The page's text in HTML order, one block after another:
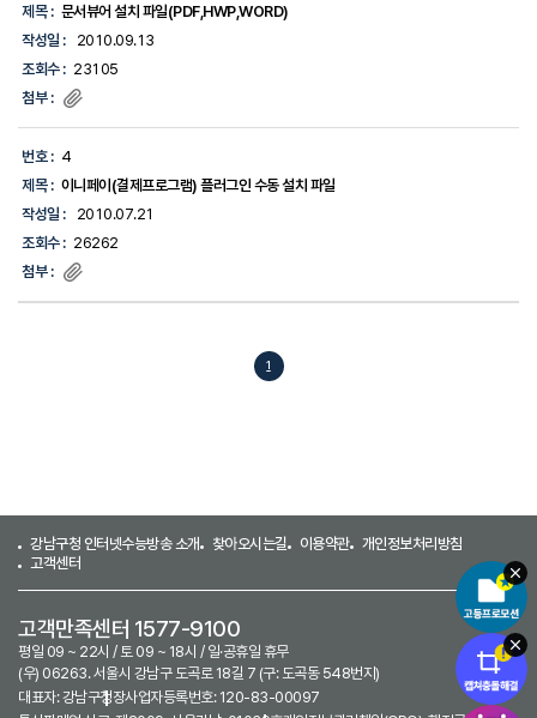
한
정
를
제
합
니
제목 : 문서뷰어 설치 파일(PDF,HWP,WORD)
작성일 :
2010.09.13
조회수 : 23105
첨부 :
번호 : 4
제목 : 이니페이(결제프로그램) 플러그인 수동 설치 파일
작성일 :
2010.07.21
조회수 : 26262
첨부 :
1
강남구청 인터넷수능방송 소개 찾아오시는길 이용약관
개인정보처리방침
고객센터
(우) 06263. 서울시 강남구 도곡로 18길 7 (구: 도곡동 548번지)
대표자: 강남구청장사업자등록번호: 120-83-00097
고객만족센터 1577-9100
평일 09 ~ 22시 / 토 09 ~ 18시 / 일·공휴일 휴무